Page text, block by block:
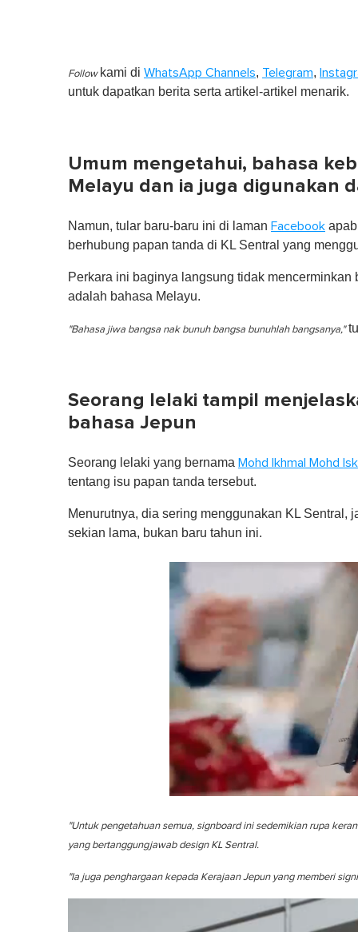
Follow kami di WhatsApp Channels, Telegram,
untuk dapatkan berita serta artikel-artikel menarik.
Umum mengetahui, bahasa
Melayu dan ia juga digunakan
Namun, tular baru-baru ini di laman Facebook
berhubung papan tanda di KL Sentral yang
Perkara ini baginya langsung tidak
adalah bahasa Melayu.
"Bahasa jiwa bangsa nak bunuh bangsa bunuhlah bangsanya,"
Seorang lelaki tampil
bahasa Jepun
Seorang lelaki yang bernama Mohd Ikhmal Mohd
tentang isu papan tanda tersebut.
Menurutnya, dia sering menggunakan KL Sentral,
sekian lama, bukan baru tahun ini.
f
1
n
"Untuk pengetahuan semua, signboard ini sedemikian rupa
yang bertanggungjawab design KL Sentral.
"Ia juga penghargaan kepada Kerajaan Jepun yang memberi